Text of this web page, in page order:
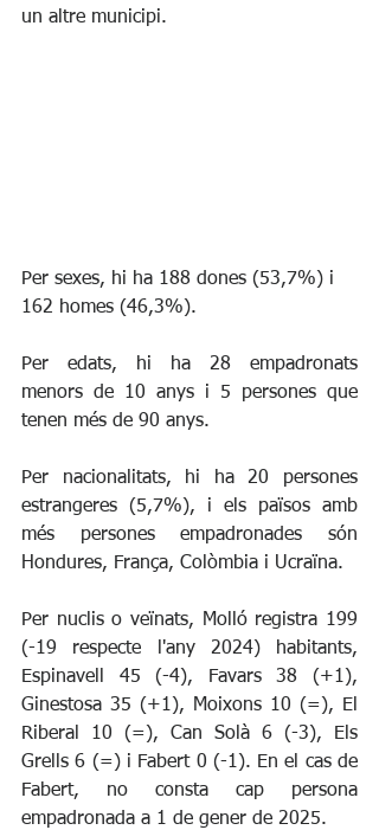
un altre municipi.
Per sexes, hi ha 188 dones (53,7%) i
162 homes (46,3%).
Per edats, hi ha 28 empadronats
menors de 10 anys i 5 persones que
tenen més de 90 anys.
Per nacionalitats, hi ha 20 persones
estrangeres (5,7%), i els països amb
més persones empadronades són
Hondures, França, Colòmbia i Ucraïna.
Per nuclis o veïnats, Molló registra 199
(-19 respecte l'any 2024) habitants,
Espinavell 45 (-4), Favars 38 (+1),
Ginestosa 35 (+1), Moixons 10 (=), El
Riberal 10 (=), Can Solà 6 (-3), Els
Grells 6 (=) i Fabert 0 (-1). En el cas de
Fabert, no consta cap persona
empadronada a 1 de gener de 2025.